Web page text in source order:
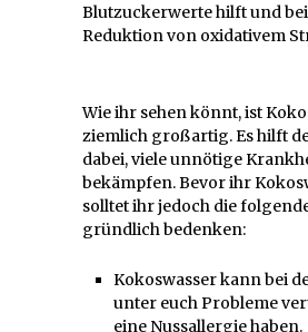
Blutzuckerwerte hilft und
Reduktion von oxidativem
Wie ihr sehen könnt, ist
ziemlich großartig. Es hilft
dabei, viele unnötige
bekämpfen. Bevor ihr
solltet ihr jedoch die
gründlich bedenken:
Kokoswasser kann bei
unter euch Probleme
eine Nussallergie haben.